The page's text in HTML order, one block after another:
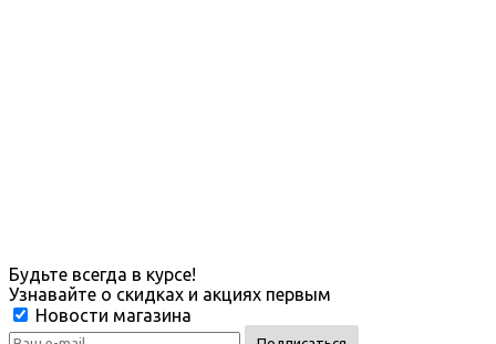
Будьте всегда в курсе!
Узнавайте о скидках и акциях первым
Новости магазина